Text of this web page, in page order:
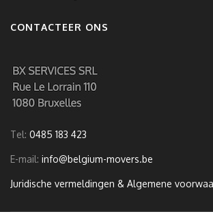
CONTACTEER ONS
Tel: 0485 183 423
E-mail: info@belgium-movers.be
Juridische vermeldingen & Algemene